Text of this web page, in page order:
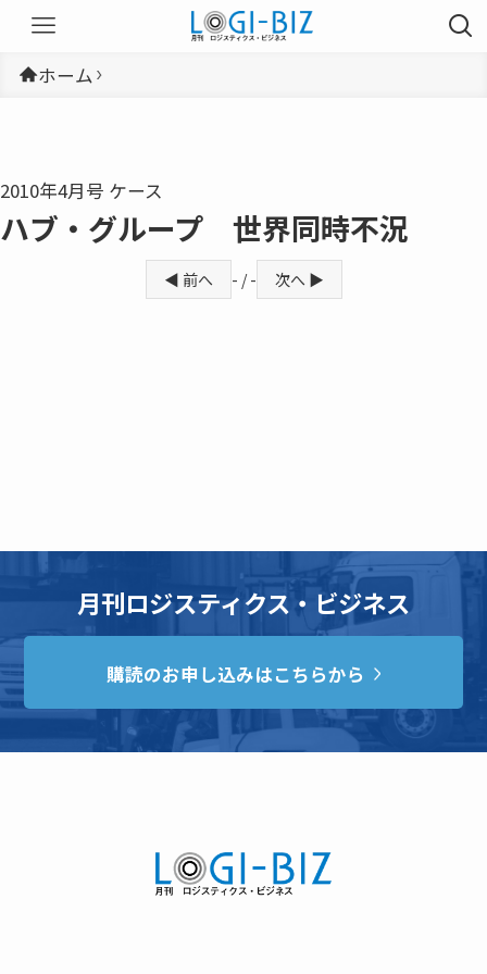
ホーム
2010年4月号 ケース
ハブ・グループ 世界同時不況
◀ 前へ - / - 次へ ▶
月刊ロジスティクス・ビジネス
購読のお申し込みはこちらから